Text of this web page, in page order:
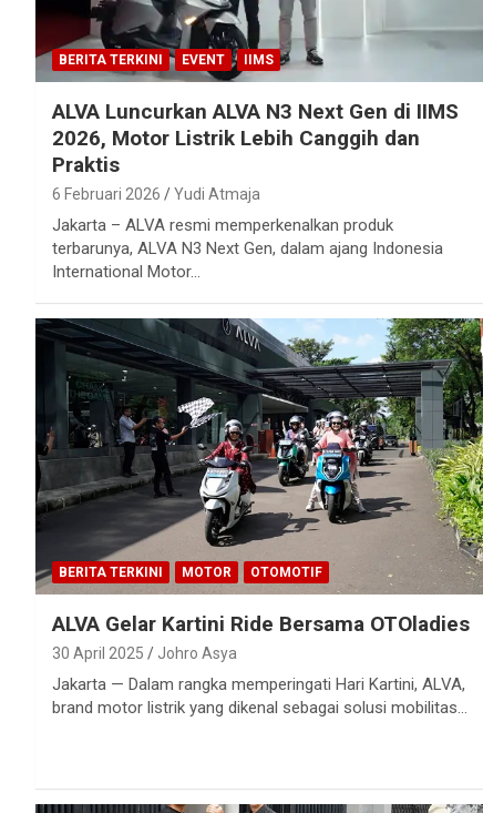
BERITA TERKINI EVENT IIMS
ALVA Luncurkan ALVA N3 Next Gen di IIMS
2026, Motor Listrik Lebih Canggih dan
Praktis
6 Februari 2026 Yudi Atmaja
Jakarta – ALVA resmi memperkenalkan produk
terbarunya, ALVA N3 Next Gen, dalam ajang Indonesia
International Motor…
BERITA TERKINI MOTOR OTOMOTIF
ALVA Gelar Kartini Ride Bersama OTOladies
30 April 2025 Johro Asya
Jakarta — Dalam rangka memperingati Hari Kartini, ALVA,
brand motor listrik yang dikenal sebagai solusi mobilitas…